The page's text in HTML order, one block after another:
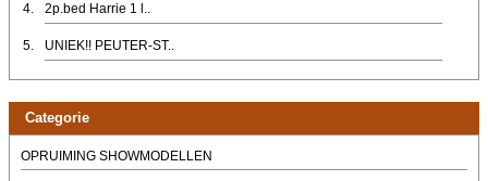
4. 2p.bed Harrie 1 l..
5. UNIEK!! PEUTER-ST..
Categorie
OPRUIMING SHOWMODELLEN